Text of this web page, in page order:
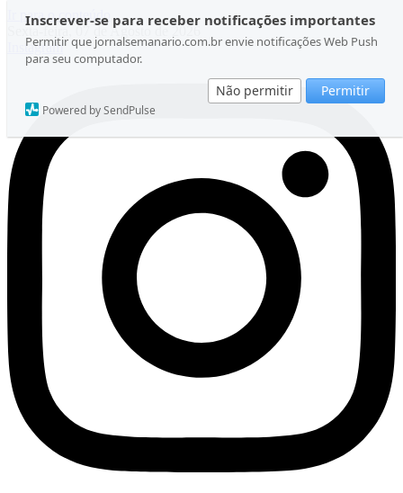
Inscrever-se para receber notificações importantes
Permitir que jornalsemanario.com.br envie notificações Web Push
para seu computador.
Não permitir Permitir
Powered by SendPulse
Ir para o conteúdo
Sexta-feira, 07 de Agosto de 2026
Instagram